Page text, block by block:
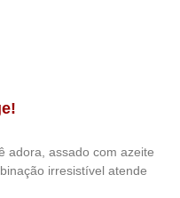
adora, assado com azeite
irresistível atende